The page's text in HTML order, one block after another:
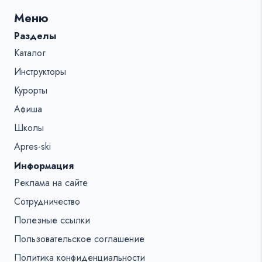
%s:
Меню
Разделы
Каталог
Инструкторы
Курорты
Афиша
Школы
Apres-ski
Информация
Реклама на сайте
Сотрудничество
Полезные ссылки
Пользовательское соглашение
Политика конфиденциальности